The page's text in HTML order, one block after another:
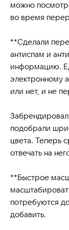
можно
во время
**Сделали
антиспам и
информацию.
электронному
или нет, и не
подобрали
цвета. Теперь
отвечать на
**Быстрое
потребуются
добавить.